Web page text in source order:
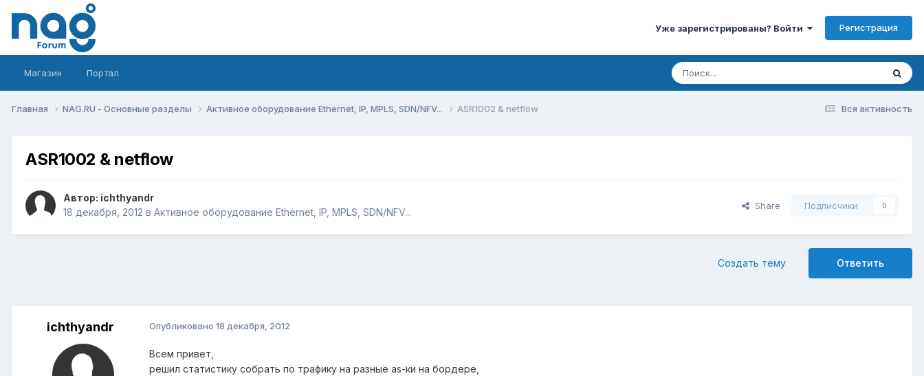
Уже зарегистрированы? Войти Регистрация
Магазин Портал
Вся активность
Главная NAG.RU - Основные разделы Активное оборудование Ethernet, IP, MPLS, SDN/NFV... ASR1002 & netflow
ASR1002 & netflow
Автор: ichthyandr
18 декабря, 2012 в Активное оборудование Ethernet, IP, MPLS, SDN/NFV...
Share Подписчики 0
Ответить
Создать тему
ichthyandr Опубликовано 18 декабря, 2012
Всем привет,
решил статистику собрать по трафику на разные as-ки на бордере,